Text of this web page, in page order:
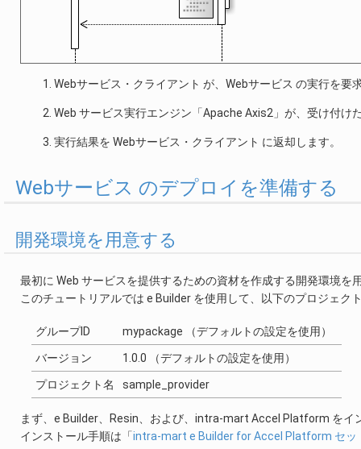
Webサービス・クライアント が、Webサービス の実行を要
Web サービス実行エンジン「Apache Axis2」が、受け付
実行結果を Webサービス・クライアント に返却します。
Webサービス のデプロイを準備する
開発環境を用意する
最初に Web サービスを提供するための資材を作成する開発環境を
このチュートリアルでは e Builder を使用して、以下のプロジェク
グループID mypackage （デフォルトの設定を使用）
バージョン 1.0.0 （デフォルトの設定を使用）
プロジェクト名 sample_provider
まず、e Builder、Resin、および、intra-mart Accel Platform をイ
インストール手順は「intra-mart e Builder for Accel Platform セッ